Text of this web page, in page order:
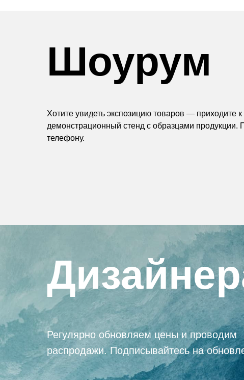
Шоурум
Хотите увидеть экспозицию товаров — приходите
демонстрационный стенд с образцами продукции.
телефону.
Регулярно обновляем цены и проводим
распродажи. Подписывайтесь на